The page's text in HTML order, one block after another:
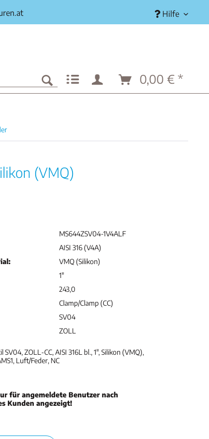
Hilfe
0,00 € *
(VMQ)
MS644ZSV04-1V4ALF
AISI 316 (V4A)
VMQ (Silikon)
1"
243,0
Clamp/Clamp (CC)
SV04
ZOLL
SV04, ZOLL-CC, AISI 316L bl., 1", Silikon (VMQ),
Luft/Feder, NC
für angemeldete Benutzer nach
Kunden angezeigt!